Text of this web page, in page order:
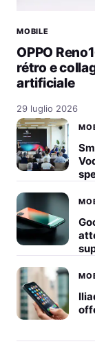
MOBILE
OPPO
rétro e
artificiale
29 luglio 2026